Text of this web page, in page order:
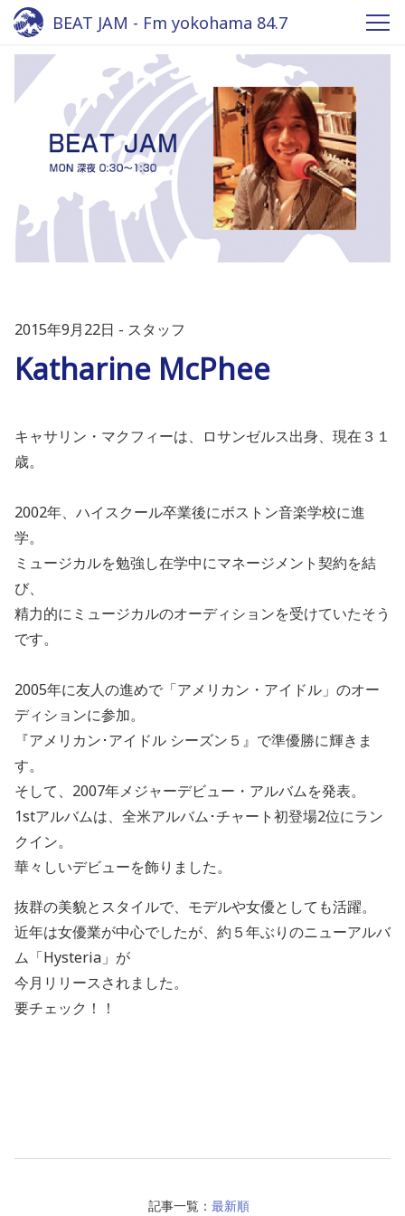
BEAT JAM - Fm yokohama 84.7
2015年9月22日 スタッフ
Katharine McPhee
キャサリン・マクフィーは、ロサンゼルス出身、現在３１
歳。
2002年、ハイスクール卒業後にボストン音楽学校に進
学。
ミュージカルを勉強し在学中にマネージメント契約を結
び、
精力的にミュージカルのオーディションを受けていたそう
です。
2005年に友人の進めで「アメリカン・アイドル」のオー
ディションに参加。
『アメリカン･アイドル シーズン５』で準優勝に輝きま
す。
そして、2007年メジャーデビュー・アルバムを発表。
1stアルバムは、全米アルバム･チャート初登場2位にラン
クイン。
華々しいデビューを飾りました。
抜群の美貌とスタイルで、モデルや女優としても活躍。
近年は女優業が中心でしたが、約５年ぶりのニューアルバ
ム「Hysteria」が
今月リリースされました。
要チェック！！
記事一覧： 最新順